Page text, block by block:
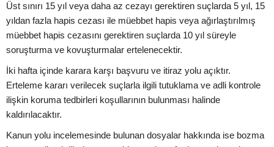
Üst sınırı 15 yıl veya daha az cezayı gerektiren suçlarda 5 yıl, 15
yıldan fazla hapis cezası ile müebbet hapis veya ağırlaştırılmış
müebbet hapis cezasını gerektiren suçlarda 10 yıl süreyle
soruşturma ve kovuşturmalar ertelenecektir.
İki hafta içinde karara karşı başvuru ve itiraz yolu açıktır.
Erteleme kararı verilecek suçlarla ilgili tutuklama ve adli kontrole
ilişkin koruma tedbirleri koşullarının bulunması halinde
kaldırılacaktır.
Kanun yolu incelemesinde bulunan dosyalar hakkında ise bozma